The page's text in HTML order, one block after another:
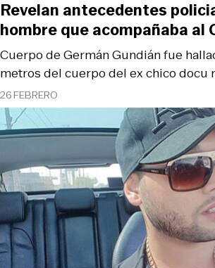
26 FEBRERO
Cuerpo de Germán Gundián fue
metros del cuerpo del ex chico docu
Revelan antecedentes
hombre que acompañaba al